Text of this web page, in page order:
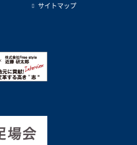
サイトマップ